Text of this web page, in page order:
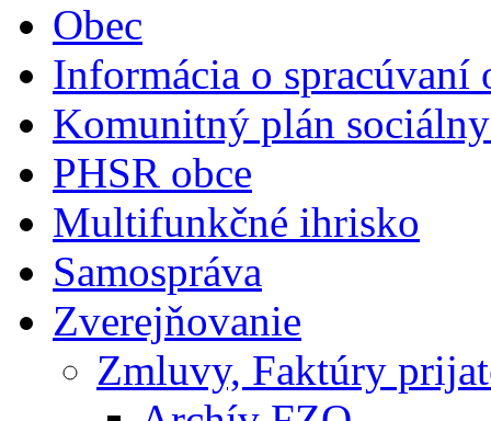
Obec
Informácia o spracúvaní
Komunitný plán
PHSR obce
Multifunkčné ihrisko
Samospráva
Zverejňovanie
Zmluvy, Faktúry